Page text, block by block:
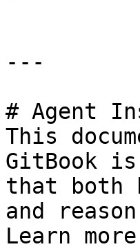
---
# Agent
This
GitBook
that both
and
Learn